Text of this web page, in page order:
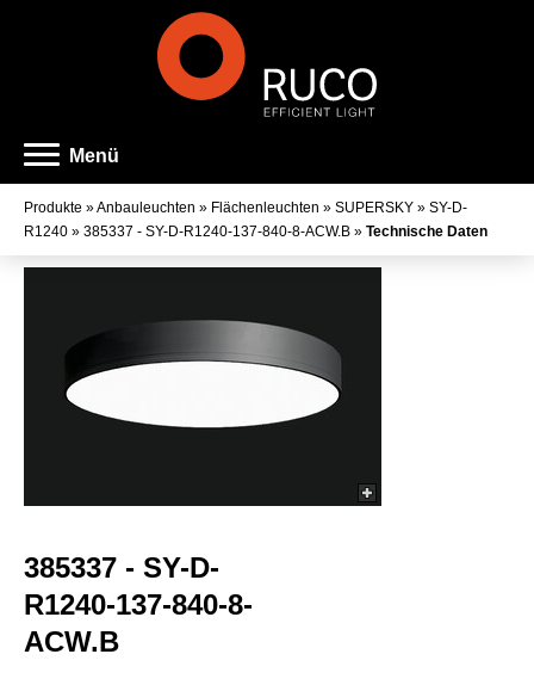
Menü
Produkte »Anbauleuchten » Flächenleuchten » SUPERSKY » SY-D-
R1240 » 385337 - SY-D-R1240-137-840-8-ACW.B » Technische Daten
385337 - SY-D-
R1240-137-840-8-
ACW.B